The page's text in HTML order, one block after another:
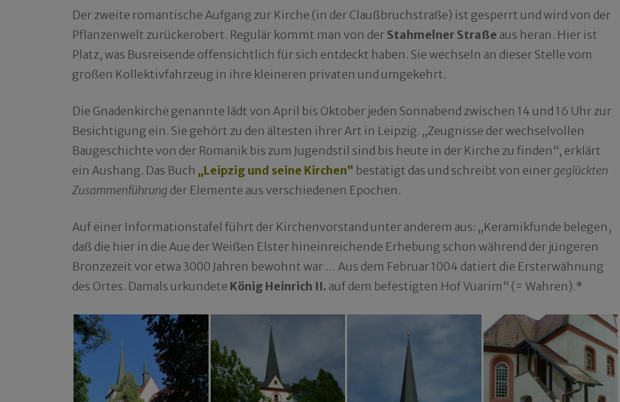
Der zweite romantische Aufgang zur Kirche (in der Claußbruchstraße) ist gesperrt und wird von der
Pflanzenwelt zurückerobert. Regulär kommt man von der Stahmelner Straße aus heran. Hier ist
Platz, was Busreisende offensichtlich für sich entdeckt haben. Sie wechseln an dieser Stelle vom
großen Kollektivfahrzeug in ihre kleineren privaten und umgekehrt.
Die Gnadenkirche genannte lädt von April bis Oktober jeden Sonnabend zwischen 14 und 16 Uhr zur
Besichtigung ein. Sie gehört zu den ältesten ihrer Art in Leipzig. „Zeugnisse der wechselvollen
Baugeschichte von der Romanik bis zum Jugendstil sind bis heute in der Kirche zu finden“, erklärt
ein Aushang. Das Buch „Leipzig und seine Kirchen“ bestätigt das und schreibt von einergeglückten
Zusammenführung der Elemente aus verschiedenen Epochen.
Auf einer Informationstafel führt der Kirchenvorstand unter anderem aus: „Keramikfunde belegen,
daß die hier in die Aue der Weißen Elster hineinreichende Erhebung schon während der jüngeren
Bronzezeit vor etwa 3000 Jahren bewohnt war … Aus dem Februar 1004 datiert die Ersterwähnung
des Ortes. Damals urkundete König Heinrich II. auf dem befestigten Hof Vuarim“ (= Wahren).*